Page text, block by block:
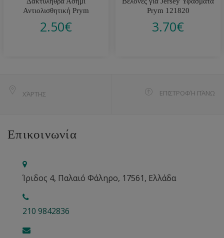
Αντιολισθητική Prym
2.50€
Prym 121820
3.70€
ΧΆΡΤΗΣ ΕΠΙΣΤΡΟΦΉ ΠΆΝΩ
Επικοινωνία
Ίριδος 4, Παλαιό Φάληρο, 17561, Ελλάδα
210 9842836